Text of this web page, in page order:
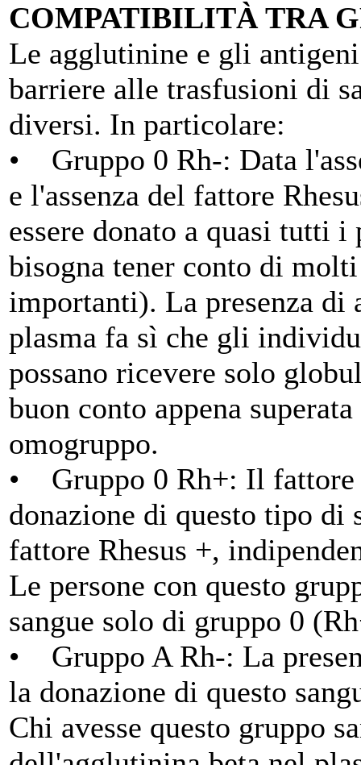
COMPATIBILITÀ TRA
Le agglutinine e gli
barriere alle trasfusioni di
diversi. In particolare:
• Gruppo 0 Rh-: Data
e l'assenza del fattore
essere donato a quasi tutti
bisogna tener conto di
importanti). La presenza di
plasma fa sì che gli
possano ricevere solo
buon conto appena
omogruppo.
• Gruppo 0 Rh+: Il fattore
donazione di questo tipo di
fattore Rhesus +,
Le persone con questo
sangue solo di gruppo 0
• Gruppo A Rh-: La
la donazione di questo
Chi avesse questo gruppo